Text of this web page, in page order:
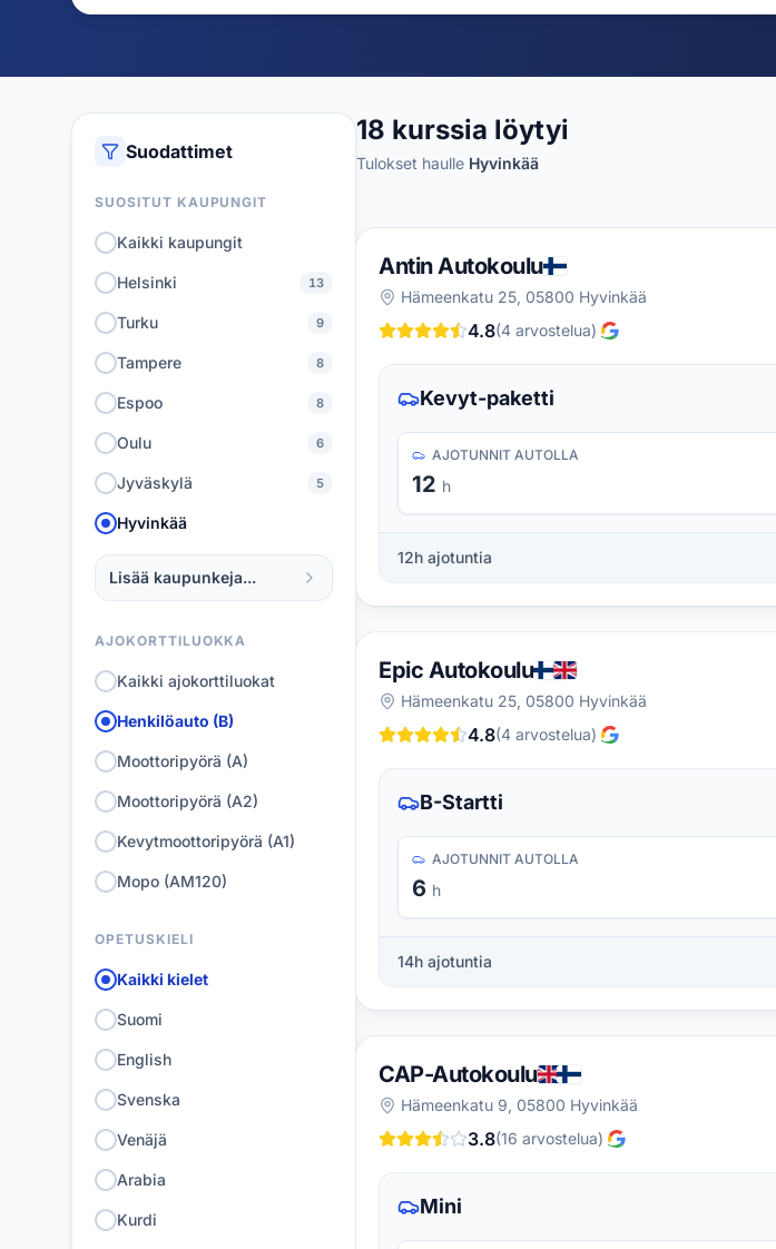
Suodattimet
SUOSITUT KAUPUNGIT
Kaikki kaupungit
Helsinki 13
Turku 9
Tampere 8
Espoo 8
Oulu 6
Jyväskylä 5
Hyvinkää
Lisää kaupunkeja...
AJOKORTTILUOKKA
Kaikki ajokorttiluokat
Henkilöauto (B)
Moottoripyörä (A)
Moottoripyörä (A2)
Kevytmoottoripyörä (A1)
Mopo (AM120)
OPETUSKIELI
Kaikki kielet
Suomi
English
Svenska
Venäjä
Arabia
Kurdi
18 kurssia löytyi
Tulokset haulle Hyvinkää
Antin Autokoulu
Hämeenkatu 25, 05800 Hyvinkää
4.8(4 arvostelua)
Kevyt-paketti
AJOTUNNIT AUTOLLA
12 h
12h ajotuntia
Epic Autokoulu
Hämeenkatu 25, 05800 Hyvinkää
4.8(4 arvostelua)
B-Startti
AJOTUNNIT AUTOLLA
6 h
14h ajotuntia
CAP-Autokoulu
Hämeenkatu 9, 05800 Hyvinkää
3.8(16 arvostelua)
Mini